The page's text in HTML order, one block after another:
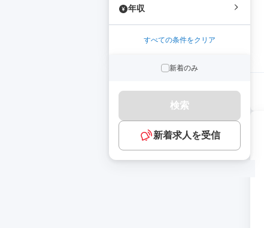
年収
すべての条件をクリア
新着のみ
検索
新着求人を受信